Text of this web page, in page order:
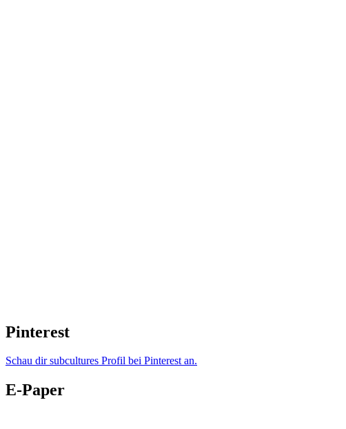
Pinterest
Schau dir subcultures Profil bei Pinterest an.
E-Paper